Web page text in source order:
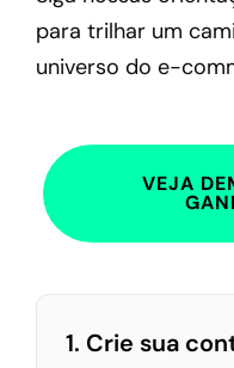
para trilhar um
universo do e-
VEJA
1. Crie sua